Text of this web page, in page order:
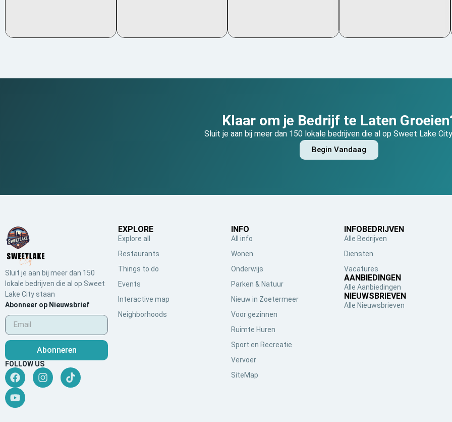
Klaar om je Bedrijf te Laten
Sluit je aan bij meer dan 150 lokale bedrijven die al op Sweet Lake
Begin Vandaag
Sluit je aan bij meer dan 150
lokale bedrijven die al op Sweet
Lake City staan
Abonneer op Nieuwsbrief
Abonneren
FOLLOW US
EXPLORE
Explore all
Restaurants
Things to do
Events
Interactive map
Neighborhoods
INFO
All info
Wonen
Onderwijs
Parken & Natuur
Nieuw in Zoetermeer
Voor gezinnen
Ruimte Huren
Sport en Recreatie
Vervoer
SiteMap
INFOBEDRIJVEN
Alle Bedrijven
Diensten
Vacatures
AANBIEDINGEN
Alle Aanbiedingen
NIEUWSBRIEVEN
Alle Nieuwsbrieven